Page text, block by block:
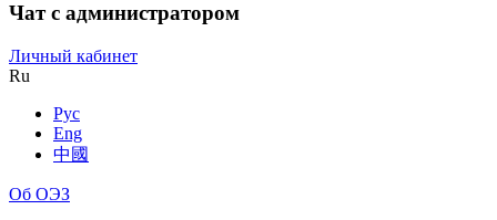
Чат с администратором
Личный кабинет
Ru
Рус
Eng
中國
Об ОЭЗ